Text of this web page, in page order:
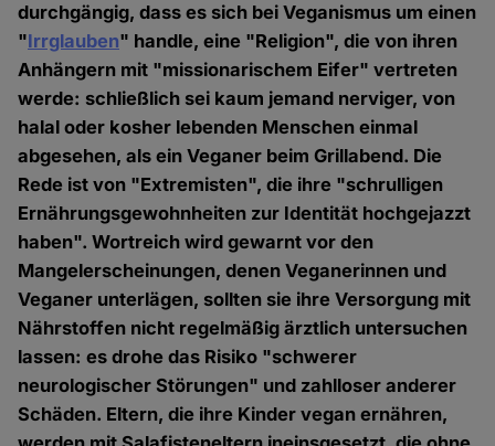
durchgängig, dass es sich bei Veganismus um einen
"Irrglauben" handle, eine "Religion", die von ihren
Anhängern mit "missionarischem Eifer" vertreten
werde: schließlich sei kaum jemand nerviger, von
halal oder kosher lebenden Menschen einmal
abgesehen, als ein Veganer beim Grillabend. Die
Rede ist von "Extremisten", die ihre "schrulligen
Ernährungsgewohnheiten zur Identität hochgejazzt
haben". Wortreich wird gewarnt vor den
Mangelerscheinungen, denen Veganerinnen und
Veganer unterlägen, sollten sie ihre Versorgung mit
Nährstoffen nicht regelmäßig ärztlich untersuchen
lassen: es drohe das Risiko "schwerer
neurologischer Störungen" und zahlloser anderer
Schäden. Eltern, die ihre Kinder vegan ernähren,